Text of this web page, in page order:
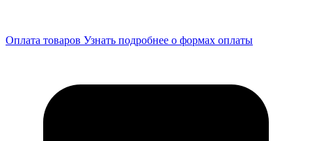
Оплата товаров Узнать подробнее о формах оплаты